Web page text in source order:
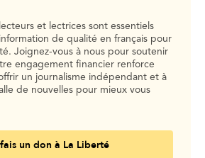
et lectrices sont essentiels
de qualité en français pour
Joignez-vous à nous pour soutenir
engagement financier renforce
un journalisme indépendant et à
de nouvelles pour mieux vous
un don à La Liberté